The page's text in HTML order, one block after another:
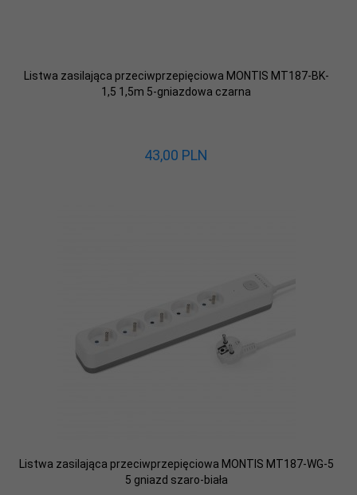
Listwa zasilająca przeciwprzepięciowa MONTIS MT187-BK-
1,5 1,5m 5-gniazdowa czarna
43,00 PLN
Listwa zasilająca przeciwprzepięciowa MONTIS MT187-WG-5
5 gniazd szaro-biała